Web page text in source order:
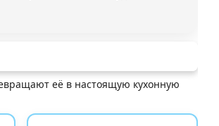
её в настоящую кухонную